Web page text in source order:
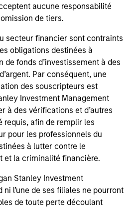
aucune responsabilité
de tiers.
secteur financier sont contraints
obligations destinées à
de fonds d’investissement à des
Par conséquent, une
des souscripteurs est
Investment Management
à des vérifications et d’autres
requis, afin de remplir les
pour les professionnels du
à lutter contre le
et la criminalité financière.
Stanley Investment
ni l’une de ses filiales ne pourront
de toute perte découlant
team’s ability to select and
Approach
that successful convertible
on the following:
of the delta